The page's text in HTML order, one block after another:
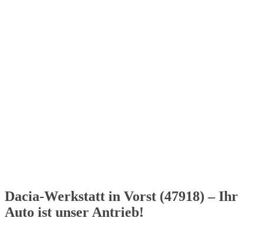
Dacia-Werkstatt in Vorst (47918) – Ihr
Auto ist unser Antrieb!